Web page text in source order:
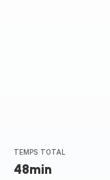
TEMPS TOTAL
48min